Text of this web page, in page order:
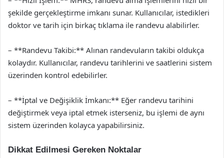
şekilde gerçekleştirme imkanı sunar. Kullanıcılar, istedikleri
doktor ve tarih için birkaç tıklama ile randevu alabilirler.
– **Randevu Takibi:** Alınan randevuların takibi oldukça
kolaydır. Kullanıcılar, randevu tarihlerini ve saatlerini sistem
üzerinden kontrol edebilirler.
– **İptal ve Değişiklik İmkanı:** Eğer randevu tarihini
değiştirmek veya iptal etmek isterseniz, bu işlemi de aynı
sistem üzerinden kolayca yapabilirsiniz.
Dikkat Edilmesi Gereken Noktalar